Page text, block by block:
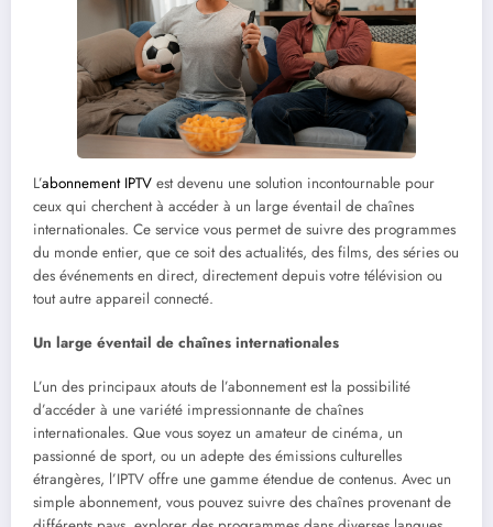
L’abonnement IPTV est devenu une solution incontournable pour
ceux qui cherchent à accéder à un large éventail de chaînes
internationales. Ce service vous permet de suivre des programmes
du monde entier, que ce soit des actualités, des films, des séries ou
des événements en direct, directement depuis votre télévision ou
tout autre appareil connecté.
Un large éventail de chaînes internationales
L’un des principaux atouts de l’abonnement est la possibilité
d’accéder à une variété impressionnante de chaînes
internationales. Que vous soyez un amateur de cinéma, un
passionné de sport, ou un adepte des émissions culturelles
étrangères, l’IPTV offre une gamme étendue de contenus. Avec un
simple abonnement, vous pouvez suivre des chaînes provenant de